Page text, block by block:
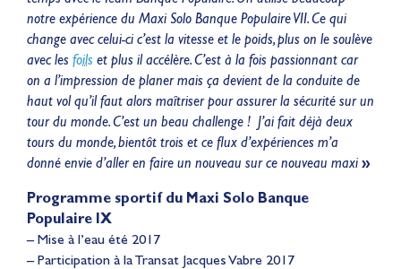
notre expérience du Maxi Solo Banque Populaire VII. Ce qui
change avec celui-ci c’est la vitesse et le poids, plus on le soulève
avec les foils et plus il accélère. C’est à la fois passionnant car
on a l’impression de planer mais ça devient de la conduite de
haut vol qu’il faut alors maîtriser pour assurer la sécurité sur un
tour du monde. C’est un beau challenge ! J’ai fait déjà deux
tours du monde, bientôt trois et ce flux d’expériences m’a
donné envie d’aller en faire un nouveau sur ce nouveau maxi »
Programme sportif du Maxi Solo Banque
Populaire IX
– Mise à l’eau été 2017
– Participation à la Transat Jacques Vabre 2017